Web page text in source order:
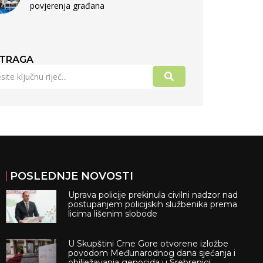
povjerenja građana
POSLEDNJE NOVOSTI
Uprava policije prekinula civilni nadzor nad
postupanjem policijskih službenika prema
licima lišenim slobode
U Skupštini Crne Gore otvorene izložbe
povodom Međunarodnog dana sjećanja i